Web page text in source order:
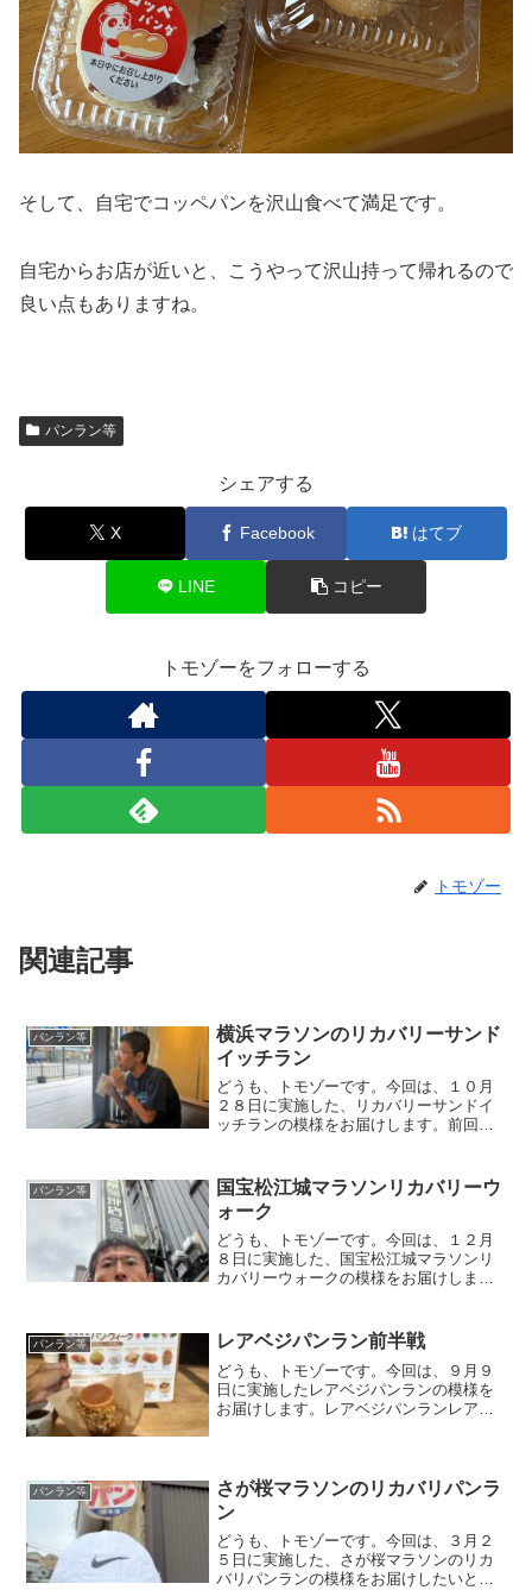
そして、自宅でコッペパンを沢山食べて満足です。
自宅からお店が近いと、こうやって沢山持って帰れるので
良い点もありますね。
パンラン等
シェアする
X Facebook はてブ
LINE コピー
トモゾーをフォローする
トモゾー
関連記事
パンラン等
横浜マラソンのリカバリーサンド
イッチラン
どうも、トモゾーです。今回は、１０月
２８日に実施した、リカバリーサンドイ
ッチランの模様をお届けします。前回の
ラン毎度恒例、大会翌日リカバリージョ
グ、今回はオープンしたて...
パンラン等
国宝松江城マラソンリカバリーウ
ォーク
どうも、トモゾーです。今回は、１２月
８日に実施した、国宝松江城マラソンリ
カバリーウォークの模様をお届けしま
ークいつもはリカバリージョグなんです
が、今回はタイトルにもある...
パンラン等 レアベジパンラン前半戦
どうも、トモゾーです。今回は、９月９
日に実施したレアベジパンランの模様を
お届けします。レアベジパンランレアベ
パン・ウィーク」というイ...
パンラン等
さが桜マラソンのリカバリパンラ
ン
どうも、トモゾーです。今回は、３月２
５日に実施した、さが桜マラソンのリカ
バリパンランの模様をお届けしたいと思